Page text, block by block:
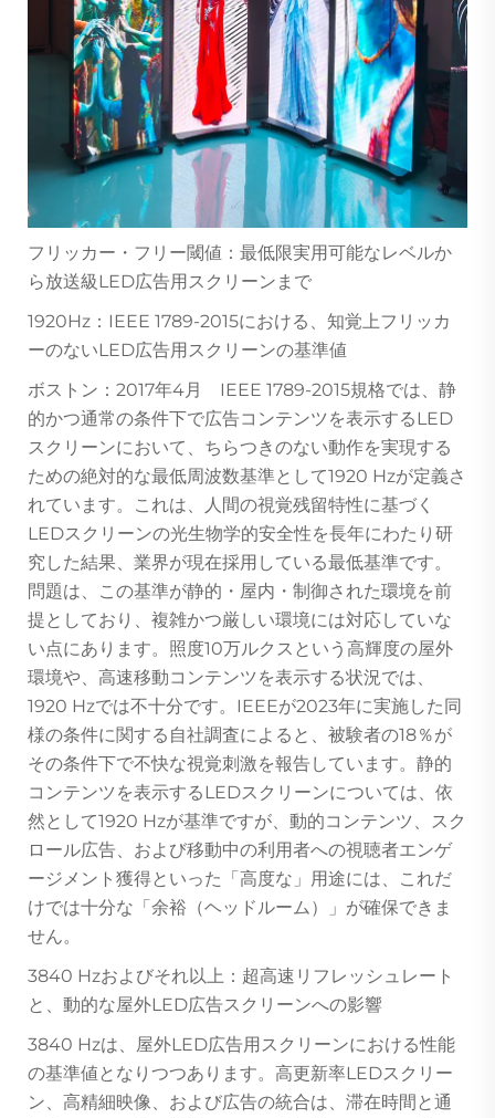
フリッカー・フリー閾値：最低限実用可能なレベルか
ら放送級LED広告用スクリーンまで
1920Hz：IEEE 1789-2015における、知覚上フリッカ
ーのないLED広告用スクリーンの基準値
ボストン：2017年4月 IEEE 1789-2015規格では、静
的かつ通常の条件下で広告コンテンツを表示するLED
スクリーンにおいて、ちらつきのない動作を実現する
ための絶対的な最低周波数基準として1920 Hzが定義さ
れています。これは、人間の視覚残留特性に基づく
LEDスクリーンの光生物学的安全性を長年にわたり研
究した結果、業界が現在採用している最低基準です。
問題は、この基準が静的・屋内・制御された環境を前
提としており、複雑かつ厳しい環境には対応していな
い点にあります。照度10万ルクスという高輝度の屋外
環境や、高速移動コンテンツを表示する状況では、
1920 Hzでは不十分です。IEEEが2023年に実施した同
様の条件に関する自社調査によると、被験者の18％が
その条件下で不快な視覚刺激を報告しています。静的
コンテンツを表示するLEDスクリーンについては、依
然として1920 Hzが基準ですが、動的コンテンツ、スク
ロール広告、および移動中の利用者への視聴者エンゲ
ージメント獲得といった「高度な」用途には、これだ
けでは十分な「余裕（ヘッドルーム）」が確保できま
せん。
3840 Hzおよびそれ以上：超高速リフレッシュレート
と、動的な屋外LED広告スクリーンへの影響
3840 Hzは、屋外LED広告用スクリーンにおける性能
の基準値となりつつあります。高更新率LEDスクリー
ン、高精細映像、および広告の統合は、滞在時間と通